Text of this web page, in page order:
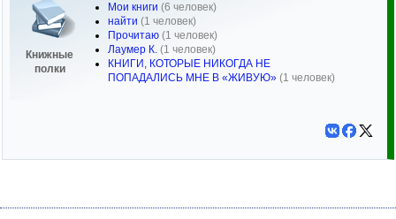
Книжные
полки
Мои книги (6 человек)
найти (1 человек)
Прочитаю (1 человек)
Лаумер К. (1 человек)
КНИГИ, КОТОРЫЕ НИКОГДА НЕ
ПОПАДАЛИСЬ МНЕ В «ЖИВУЮ» (1 человек)